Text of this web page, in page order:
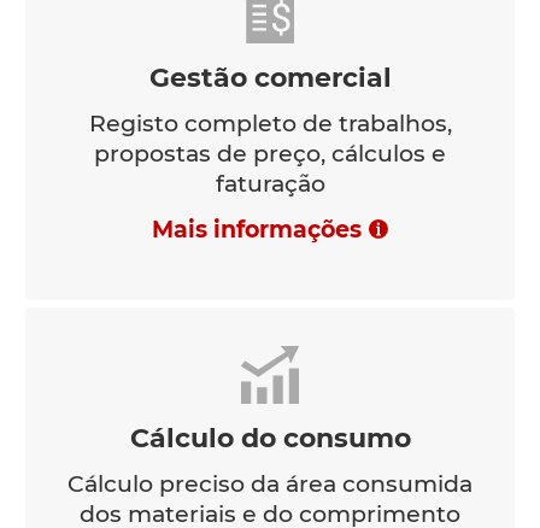
Gestão comercial
Registo completo de trabalhos,
propostas de preço, cálculos e
faturação
Mais informações
Cálculo do consumo
Cálculo preciso da área consumida
dos materiais e do comprimento